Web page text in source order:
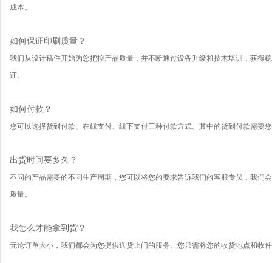
成本。
如何保证印刷质量？
我们从设计稿件开始为您把控产品质量，并不断通过设备升级和技术培训，获
证。
如何付款？
您可以选择货到付款、在线支付、线下支付三种付款方式。其中的货到付款需要
出货时间要多久？
不同的产品需要的不同生产周期，您可以将您的要求告诉我们的客服专员，我
质量。
我怎么才能拿到货？
无论订单大小，我们都会为您提供送货上门的服务。您只需将您的收货地点和收